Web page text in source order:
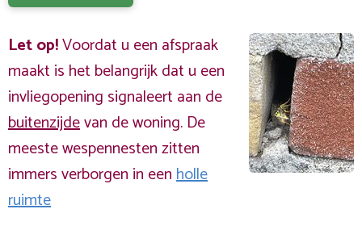
Let op!Voordat u een afspraak
maakt is het belangrijk dat u een
invliegopening signaleert aan de
buitenzijdevan de woning. De
meeste wespennesten zitten
immers verborgen in eenholle
ruimte